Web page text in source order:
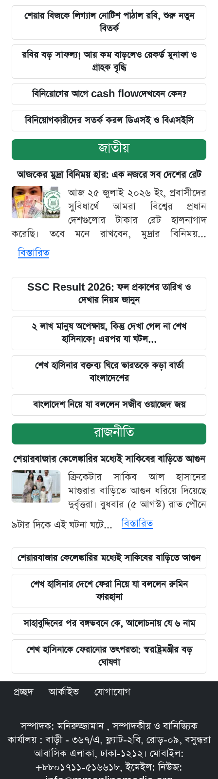
শেয়ার বিজকে লিগ্যাল নোটিশ পাঠাল রবি, শুরু নতুন
বিতর্ক
রবির বড় সাফল্য! আয় কম বাড়লেও রেকর্ড মুনাফা ও
গ্রাহক বৃদ্ধি
বিনিয়োগের আগে cash flowদেখবেন কেন?
বিনিয়োগকারীদের সতর্ক করল ডিএসই ও বিএসইসি
জাতীয়
আজকের মুদ্রা বিনিময় হার: এক নজরে সব দেশের রেট
আজ ২৫ জুলাই ২০২৬ ইং, প্রবাসীদের
সুবিধার্থে আমরা বিশ্বের প্রধান
দেশগুলোর টাকার রেট হালনাগাদ
করেছি। তবে মনে রাখবেন, মুদ্রার বিনিময়...
বিস্তারিত
SSC Result 2026: ফল প্রকাশের তারিখ ও
দেখার নিয়ম জানুন
২ লাখ মানুষ অপেক্ষায়, কিন্তু দেখা গেল না শেখ
হাসিনাকে! এরপর যা ঘটল...
শেখ হাসিনার বক্তব্য ঘিরে ভারতকে কড়া বার্তা
বাংলাদেশের
বাংলাদেশ নিয়ে যা বললেন সজীব ওয়াজেদ জয়
রাজনীতি
শেয়ারবাজার কেলেঙ্কারির মধ্যেই সাকিবের বাড়িতে আগুন
ক্রিকেটার সাকিব আল হাসানের
মাগুরার বাড়িতে আগুন ধরিয়ে দিয়েছে
দুর্বৃত্তরা। বুধবার (৫ আগস্ট) রাত পৌনে
৯টার দিকে এই ঘটনা ঘটে...
বিস্তারিত
শেয়ারবাজার কেলেঙ্কারির মধ্যেই সাকিবের বাড়িতে আগুন
শেখ হাসিনার দেশে ফেরা নিয়ে যা বললেন রুমিন
ফারহানা
সাহাবুদ্দিনের পর বঙ্গভবনে কে, আলোচনায় যে ৬ নাম
শেখ হাসিনাকে ফেরানোর তৎপরতা: স্বরাষ্ট্রমন্ত্রীর বড়
ঘোষণা
প্রচ্ছদ আর্কাইভ যোগাযোগ
সম্পাদক: মনিরুজ্জামান , সম্পাদকীয় ও বানিজ্যিক
কার্যালয় : বাড়ী - ৩৬৭/এ, ফ্ল্যাট-২বি, রোড়-০৯, বসুন্ধরা
আবাসিক এলাকা, ঢাকা-১২১২। মোবাইল:
+৮৮০১৭১১-৫১৬৬১৮, ইমেইল: নিউজ: